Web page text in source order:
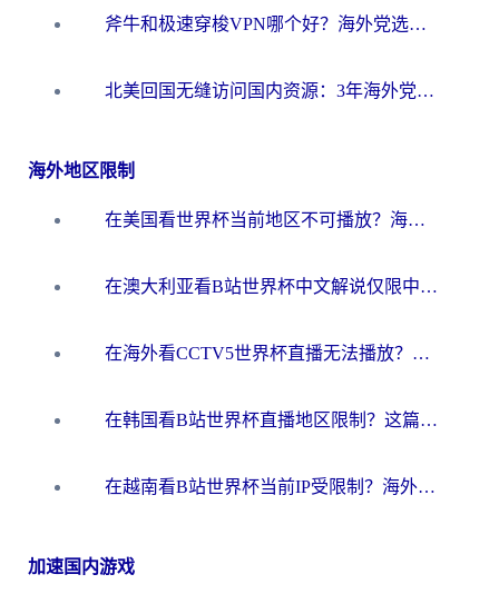
斧牛和极速穿梭VPN哪个好？海外党选回国加速器必看的真实对比与避坑指南
北美回国无缝访问国内资源：3年海外党亲测的加速器选择指南
海外地区限制
在美国看世界杯当前地区不可播放？海外党体育观赛终极指南来了！
在澳大利亚看B站世界杯中文解说仅限中国大陆？这篇指南帮你打破限制看遍赛事
在海外看CCTV5世界杯直播无法播放？这篇指南让你和国内球迷同步呐喊
在韩国看B站世界杯直播地区限制？这篇指南让你告别“当前地区不可播放”
在越南看B站世界杯当前IP受限制？海外党体育观赛终极指南来了
加速国内游戏